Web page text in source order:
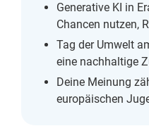
Generative KI in
Chancen nutzen,
Tag der Umwelt
eine nachhaltige
Deine Meinung
europäischen